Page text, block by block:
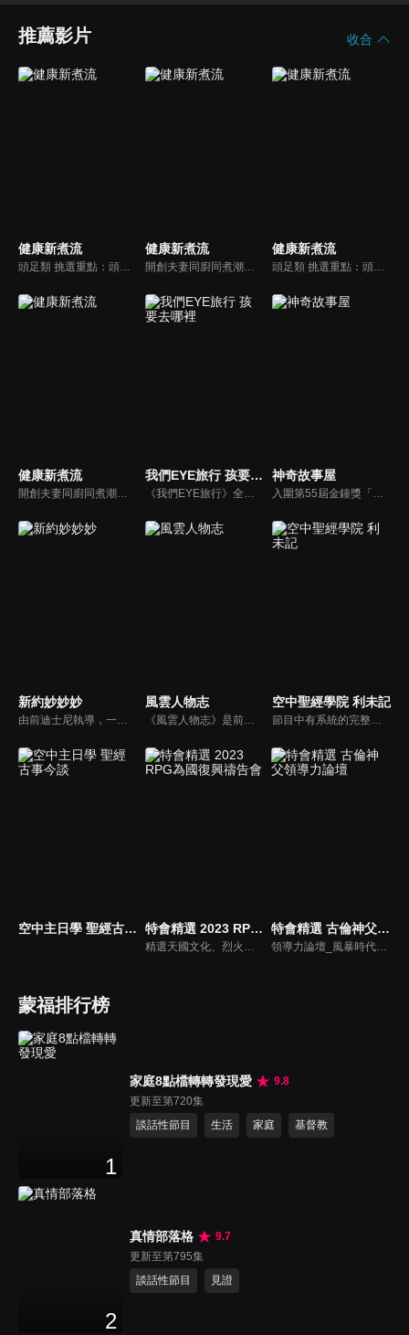
推薦影片 收合
健康新煮流 健康新煮流
開創夫妻同廚同煮潮流的KC夫婦，繼《健康醫食代》後，走出攝影棚，帶大家全台走透透，發掘上帝賞賜的美味食材，內容融合新加坡南洋風和客家純樸味，加上台灣獨特的閩南風情，互相激盪交織出的火花，打造出獨一無二的美食節目。
健康新煮流
頭足類 挑選重點：頭足類利用清洗時去除內臟可以降低膽固醇的攝取。挑選雙眼清澈明亮，眼球稍微凸出，肉質結實有彈性為佳。身體具透明感，觸腕或是吸盤一碰到活體就會吸附住便是新鮮的。
健康新煮流
開創夫妻同廚同煮潮流的KC夫婦，繼《健康醫食代》後，走出攝影棚，帶大家全台走透透，發掘上帝賞賜的美味食材，內容融合新加坡南洋風和客家純樸味，加上台灣獨特的閩南風情，互相激盪交織出的火花，打造出獨一無二的美食節目。
我們EYE旅行 孩要去哪裡
《我們EYE旅行》全新單元「孩要去哪裡」除了介紹適合親子同遊的景點外，並結合社會關懷，強調家庭的溫暖與愛的感動，期盼透過旅遊為弱勢孩童創造美好回憶，一圓他們的夢想。
神奇故事屋
入圍第55屆金鐘獎「兒童少年節目獎」，神奇故事屋將書內場景帶到戶外，帶領孩子認識台灣人文歷史、農作特產及在地文化。
新約妙妙妙
由前迪士尼執導，一部傳述耶穌生平與門徒故事的動畫系列影片。故事背景均在兩千年前，雖然年代久遠，但是人類對生命的詮釋與內在真正的基本需求，卻始終未曾改變。人物性格、劇情、遭遇等情境雖然與今日景況相異，但是故事背後同樣都有一個亙古不移的共同主題－愛，以及關於愛的圓滿落實。
風雲人物志
《風雲人物志》是前迪士尼導演執導的名人故事系列，讓孩子從世界名人身上學會堅持夢想、永不放棄。透過每一集完整介紹，不但可以幫助小朋友看見這些名人在各領域如何奉獻一生、造福人群，還能激勵他們效法美好的品德，進一步啟發他們對傳記文學的閱讀興趣。
空中聖經學院 利未記
節目中有系統的完整講解聖經真理，邀請受過解經講道訓練的老師，按著正意分解真理的道，帶領弟兄姊妹更深的了解聖經的浩瀚與偉大
空中主日學 聖經古事今談 特會精選 2023 RPG為國復興禱告會
精選天國文化、烈火特會、超自然大能與使徒性教會等特會，幫助我們更加明白神的心意，好讓我們的生命能走在神的道路上進入命定。
特會精選 古倫神父領導力論壇
領導力論壇_風暴時代的領導與工作，由天主教Anselm Grun古倫神父主講，會中提到領導力的原則：首在勿評斷自己，先接納自我，先處理負面情緒，在工作上落實祈禱，在態度上能充分信任下屬，亦在改善個人性工作耗竭的四個面向上得以精進： 一、從負面得到的力量 二、處在別人期待中 三、維持表面功夫 四、忽略身心疲憊 五、外在的期望 在做好領導工作前要先認識自己，好的領導者會先接納自己，察覺內在的情緒，透過察覺內在轉化為正面力量。
蒙福排行榜
1
家庭8點檔轉轉發現愛
9.8
更新至第720集
談話性節目
生活 家庭 基督教
2
真情部落格
9.7
更新至第795集
談話性節目
見證